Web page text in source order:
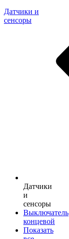
Датчики и
сенсоры
Датчики
и
сенсоры
Выключатель
концевой
Показать